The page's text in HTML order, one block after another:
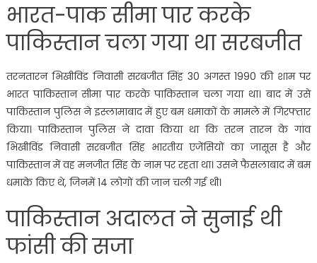
भारत-पाक सीमा पार करके
पाकिस्‍तान चला गया था सरबजीत
तरनतारन भिखीविंड निवासी सरबजीत सिंह 30 अगस्त 1990 की शाम पर
भारत पाकिस्तान सीमा पार करके पाकिस्तान चला गया था। बाद में उसे
पाकिस्तान पुलिस ने इस्लामाबाद में हुए बम धमाकों के मामले में गिरफ्तार
किया। पाकिस्तान पुलिस ने दावा किया था कि तरन तारन के गांव
भिखीविंड निवासी सरबजीत सिंह भारतीय एजेंसियों का जासूस है और
पाकिस्तान में वह मनजीत सिंह के नाम पर रहता था। उसने फैसलाबाद में बम
धमाके किए थे, जिनमें 14 लोगों की जान चली गई थी।
पाकिस्‍तान अदालत ने सुनाई थी
फांसी की सजा